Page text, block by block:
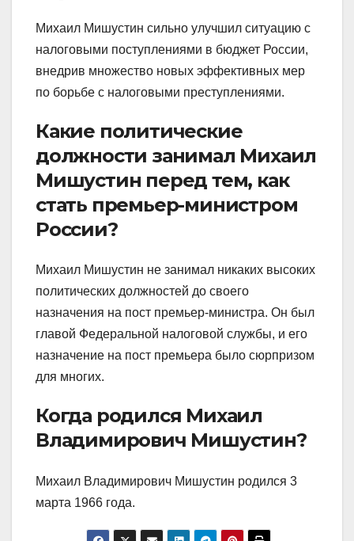
Михаил Мишустин сильно улучшил ситуацию с
налоговыми поступлениями в бюджет России,
внедрив множество новых эффективных мер
по борьбе с налоговыми преступлениями.
Какие политические
должности занимал Михаил
Мишустин перед тем, как
стать премьер-министром
России?
Михаил Мишустин не занимал никаких высоких
политических должностей до своего
назначения на пост премьер-министра. Он был
главой Федеральной налоговой службы, и его
назначение на пост премьера было сюрпризом
для многих.
Когда родился Михаил
Владимирович Мишустин?
Михаил Владимирович Мишустин родился 3
марта 1966 года.